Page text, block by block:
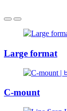
Large format
C-mount